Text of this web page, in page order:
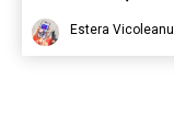
Estera Vicoleanu